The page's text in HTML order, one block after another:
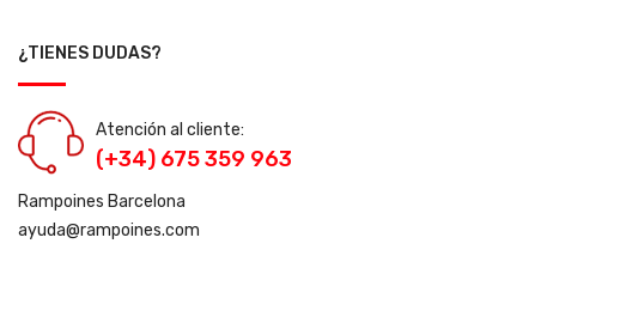
¿TIENES DUDAS?
Atención al cliente:
(+34) 675 359 963
Rampoines Barcelona
ayuda@rampoines.com